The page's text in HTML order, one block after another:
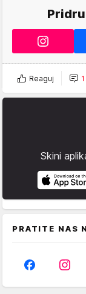
Reaguj 1
Skini
PRATITE NAS